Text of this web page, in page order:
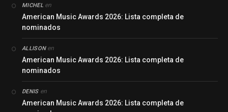
MICHEL en
American Music Awards 2026: Lista completa de
nominados
ALLISONen
American Music Awards 2026: Lista completa de
nominados
DENISen
American Music Awards 2026: Lista completa de